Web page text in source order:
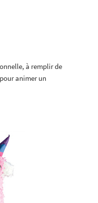
à remplir de
animer un